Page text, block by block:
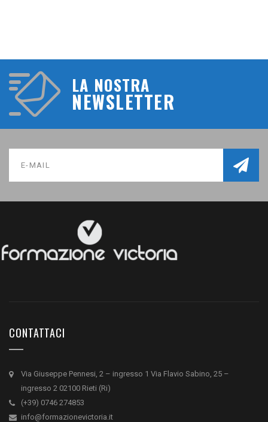
LA NOSTRA
NEWSLETTER
CONTATTACI
Via Giuseppe Pennesi, 2 – ingresso 1 Via Flavio Sabino, 25 –
ingresso 2 02100 Rieti (Ri)
(+39) 0746 274853
info@formazionevictoria.it